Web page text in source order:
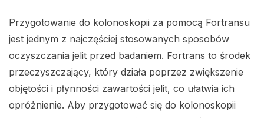
Przygotowanie do kolonoskopii za pomocą Fortransu
jest jednym z najczęściej stosowanych sposobów
oczyszczania jelit przed badaniem. Fortrans to środek
przeczyszczający, który działa poprzez zwiększenie
objętości i płynności zawartości jelit, co ułatwia ich
opróżnienie. Aby przygotować się do kolonoskopii